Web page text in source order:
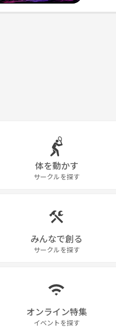
体を動かす
サークルを探す
みんなで創る
サークルを探す
オンライン特集
イベントを探す